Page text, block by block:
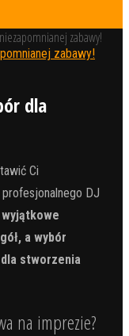
zabawy!
dla
Ci
DJ
a wybór
stworzenia
na imprezie?